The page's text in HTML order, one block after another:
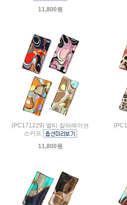
11,800원
(PC171229) 멀티 칼라레이션
스카프
11,800원